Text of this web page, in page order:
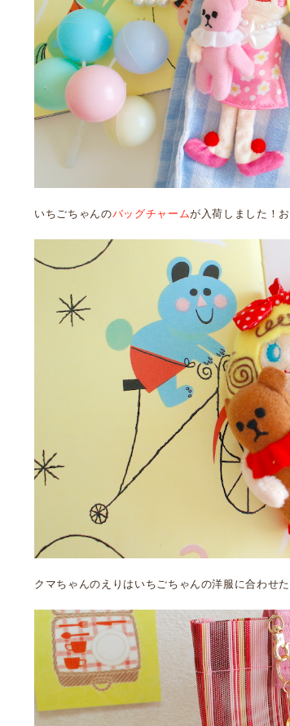
いちごちゃんのバッグチャームが入荷しました！
クマちゃんのえりはいちごちゃんの洋服に合わせ